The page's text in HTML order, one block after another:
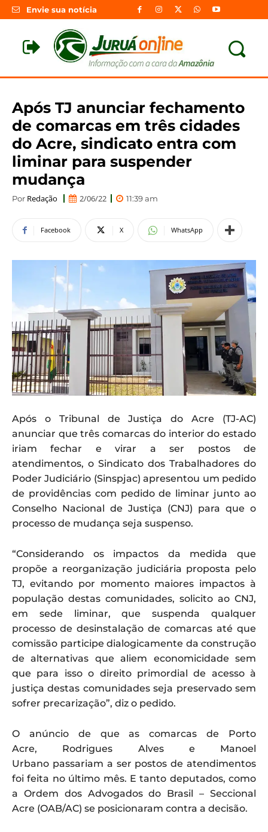
Envie sua notícia
Após TJ anunciar fechamento
de comarcas em três cidades
do Acre, sindicato entra com
liminar para suspender
mudança
Por Redação 2/06/22 11:39 am
Facebook X WhatsApp
Após o Tribunal de Justiça do Acre (TJ-AC)
anunciar que três comarcas do interior do estado
iriam fechar e virar a ser postos de
atendimentos, o Sindicato dos Trabalhadores do
Poder Judiciário (Sinspjac) apresentou um pedido
de providências com pedido de liminar junto ao
Conselho Nacional de Justiça (CNJ) para que o
processo de mudança seja suspenso.
“Considerando os impactos da medida que
propõe a reorganização judiciária proposta pelo
TJ, evitando por momento maiores impactos à
população destas comunidades, solicito ao CNJ,
em sede liminar, que suspenda qualquer
processo de desinstalação de comarcas até que
comissão participe dialogicamente da construção
de alternativas que aliem economicidade sem
que para isso o direito primordial de acesso à
justiça destas comunidades seja preservado sem
sofrer precarização”, diz o pedido.
O anúncio de que as comarcas de Porto
Acre, Rodrigues Alves e Manoel
Urbano passariam a ser postos de atendimentos
foi feita no último mês. E tanto deputados, como
a Ordem dos Advogados do Brasil – Seccional
Acre (OAB/AC) se posicionaram contra a decisão.